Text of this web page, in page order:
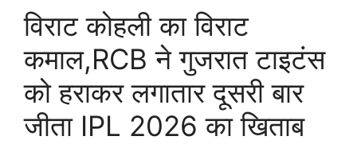
विराट कोहली का विराट
कमाल,RCB ने गुजरात टाइटंस
को हराकर लगातार दूसरी बार
जीता IPL 2026 का खिताब